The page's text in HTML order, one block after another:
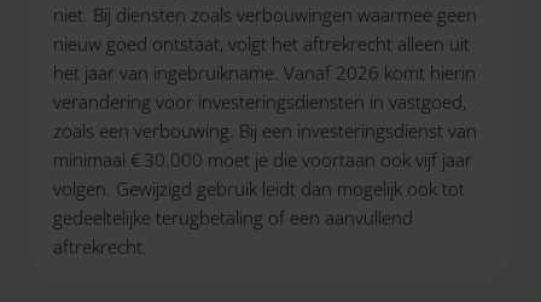
niet. Bij diensten zoals verbouwingen waarmee geen
nieuw goed ontstaat, volgt het aftrekrecht alleen uit
het jaar van ingebruikname. Vanaf 2026 komt hierin
verandering voor investeringsdiensten in vastgoed,
zoals een verbouwing. Bij een investeringsdienst van
minimaal € 30.000 moet je die voortaan ook vijf jaar
volgen. Gewijzigd gebruik leidt dan mogelijk ook tot
gedeeltelijke terugbetaling of een aanvullend
aftrekrecht.